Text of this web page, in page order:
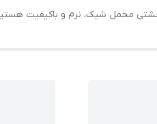
مخمل شیک، نرم و باکیفیت